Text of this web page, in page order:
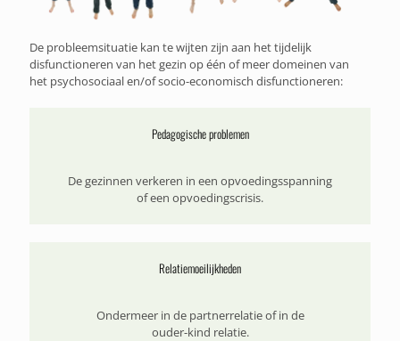
De probleemsituatie kan te wijten zijn aan het tijdelijk
disfunctioneren van het gezin op één of meer domeinen van
het psychosociaal en/of socio-economisch disfunctioneren:
Pedagogische problemen
De gezinnen verkeren in een opvoedingsspanning
of een opvoedingscrisis.
Relatiemoeilijkheden
Ondermeer in de partnerrelatie of in de
ouder-kind relatie.